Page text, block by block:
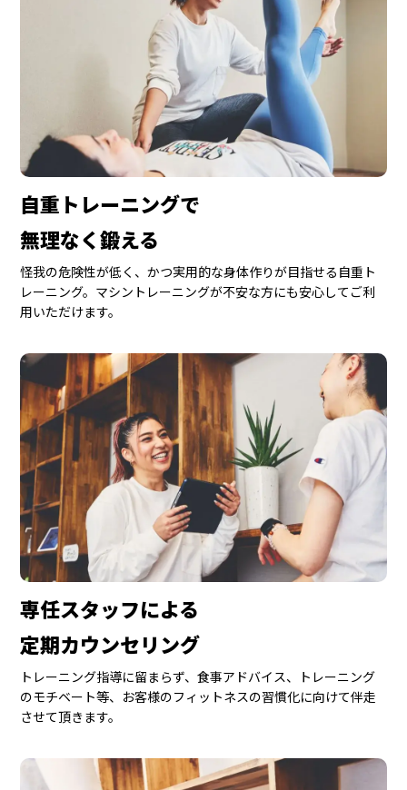
自重トレーニングで
無理なく鍛える
怪我の危険性が低く、かつ実用的な身体作りが目指せる自重ト
レーニング。マシントレーニングが不安な方にも安心してご利
用いただけます。
専任スタッフによる
定期カウンセリング
トレーニング指導に留まらず、食事アドバイス、トレーニング
のモチベート等、お客様のフィットネスの習慣化に向けて伴走
させて頂きます。